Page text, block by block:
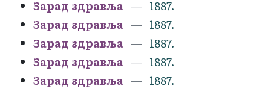
Зарад здравља
1887.
Зарад здравља
1887.
Зарад здравља
1887.
Зарад здравља
1887.
Зарад здравља
1887.